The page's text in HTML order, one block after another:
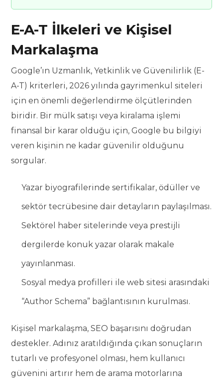
E-A-T İlkeleri ve Kişisel
Markalaşma
Google’ın Uzmanlık, Yetkinlik ve Güvenilirlik (E-
A-T) kriterleri, 2026 yılında gayrimenkul siteleri
için en önemli değerlendirme ölçütlerinden
biridir. Bir mülk satışı veya kiralama işlemi
finansal bir karar olduğu için, Google bu bilgiyi
veren kişinin ne kadar güvenilir olduğunu
sorgular.
Yazar biyografilerinde sertifikalar, ödüller ve
sektör tecrübesine dair detayların paylaşılması.
Sektörel haber sitelerinde veya prestijli
dergilerde konuk yazar olarak makale
yayınlanması.
Sosyal medya profilleri ile web sitesi arasındaki
“Author Schema” bağlantısının kurulması.
Kişisel markalaşma, SEO başarısını doğrudan
destekler. Adınız aratıldığında çıkan sonuçların
tutarlı ve profesyonel olması, hem kullanıcı
güvenini artırır hem de arama motorlarına